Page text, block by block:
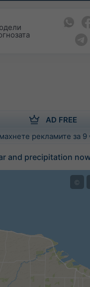
AD FREE
рекламите за
and precipitation
©